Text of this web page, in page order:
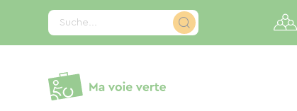
Suche...
Cookie-Einstellungen